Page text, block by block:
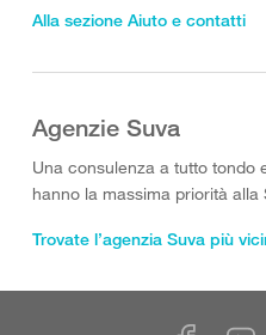
Alla sezione Aiuto e contatti
Agenzie Suva
Una consulenza a tutto tondo
hanno la massima priorità alla
Trovate l’agenzia Suva più